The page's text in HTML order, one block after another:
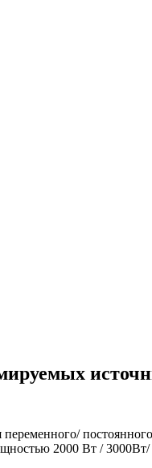
2000 Вт / 3000Вт/